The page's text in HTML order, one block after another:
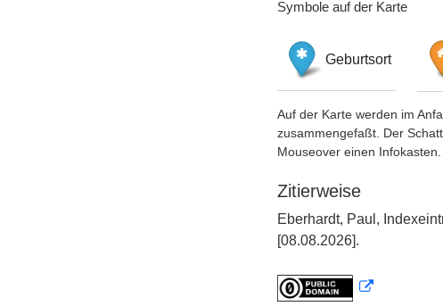
Symbole auf der Karte
Geburtsort
Auf der Karte werden im
zusammengefaßt. Der
Mouseover einen
Zitierweise
Eberhardt, Paul,
[08.08.2026].